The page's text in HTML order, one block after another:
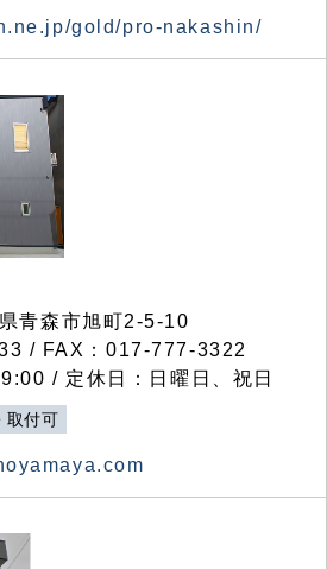
gold/pro-nakashin/
青森市旭町2-5-10
/ FAX：017-777-3322
/ 定休日：日曜日、祝日
取付可